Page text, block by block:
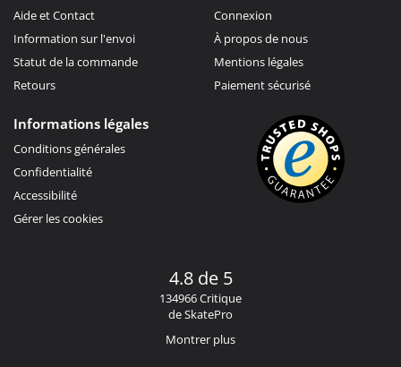
Aide et Contact
Information sur l'envoi
Statut de la commande
Retours
Connexion
À propos de nous
Mentions légales
Paiement sécurisé
Informations légales
Conditions générales
Confidentialité
Accessibilité
Gérer les cookies
4.8 de 5
134966 Critique
de SkatePro
Montrer plus